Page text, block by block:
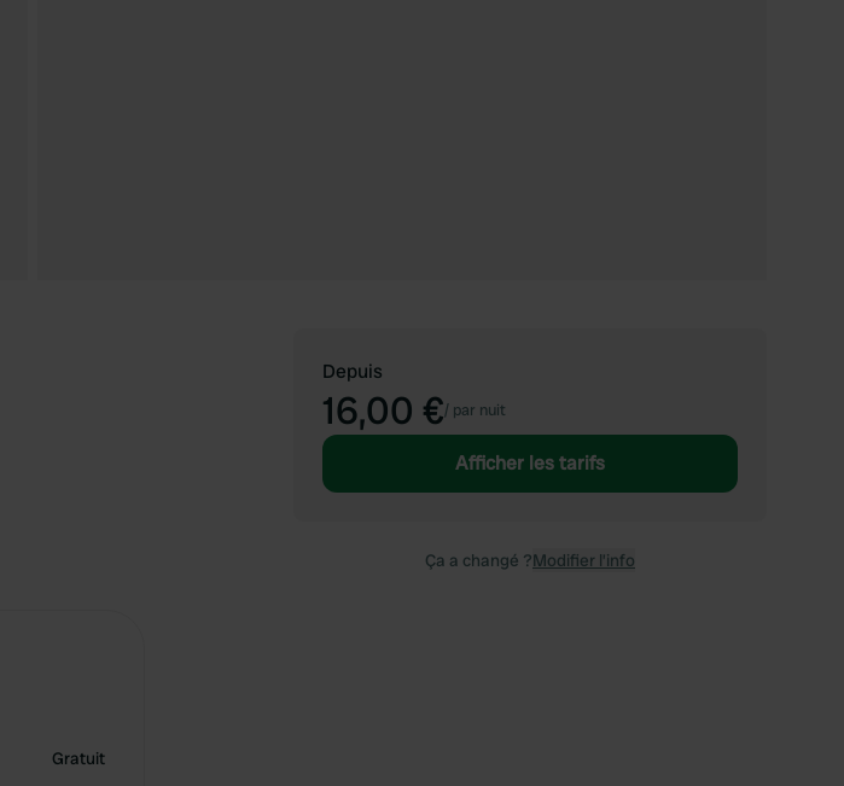
Gratuit
Depuis
16,00 €/ par nuit
Afficher les tarifs
Ça a changé ?Modifier l’info